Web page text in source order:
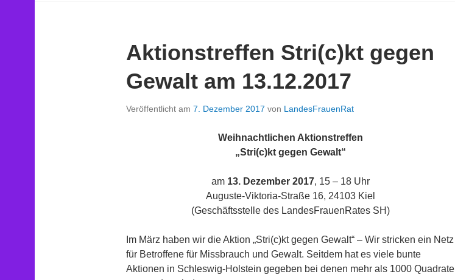
Aktionstreffen Stri(c)kt gegen
Gewalt am 13.12.2017
Veröffentlicht am 7. Dezember 2017 von LandesFrauenRat
Weihnachtlichen Aktionstreffen
„Stri(c)kt gegen Gewalt“
am 13. Dezember 2017, 15 – 18 Uhr
Auguste-Viktoria-Straße 16, 24103 Kiel
(Geschäftsstelle des LandesFrauenRates SH)
Im März haben wir die Aktion „Stri(c)kt gegen Gewalt“ – Wir stricken ein Netz
für Betroffene für Missbrauch und Gewalt. Seitdem hat es viele bunte
Aktionen in Schleswig-Holstein gegeben bei denen mehr als 1000 Quadrate